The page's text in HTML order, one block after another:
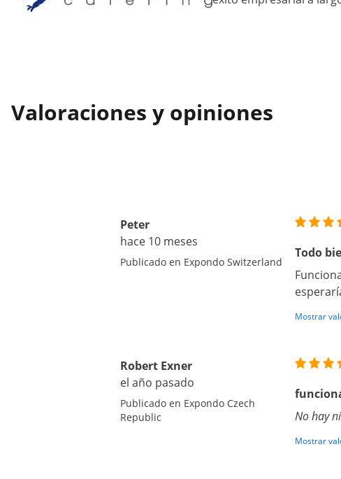
Valoraciones y opiniones
Peter
hace 10 meses
Publicado en Expondo Switzerland
Todo
Mostrar
Robert Exner
el año pasado
Publicado en Expondo Czech
Republic
No hay
Mostrar